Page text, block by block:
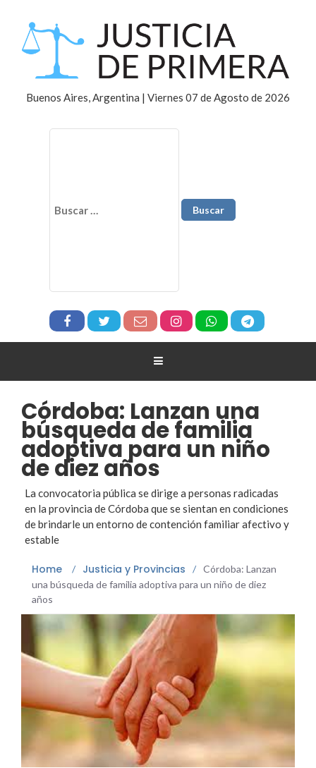
Buenos Aires, Argentina | Viernes 07 de Agosto de 2026
Córdoba: Lanzan una
búsqueda de familia
adoptiva para un niño
de diez años
La convocatoria pública se dirige a personas radicadas
en la provincia de Córdoba que se sientan en condiciones
de brindarle un entorno de contención familiar afectivo y
estable
Home / Justicia y Provincias / Córdoba: Lanzan
una búsqueda de familia adoptiva para un niño de diez
años